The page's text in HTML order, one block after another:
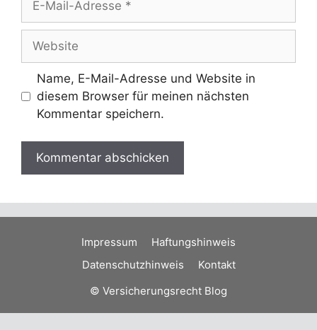
Adresse
Website
Name, E-Mail-Adresse und Website in
diesem Browser für meinen nächsten
Kommentar speichern.
Impressum
Haftungshinweis
Datenschutzhinweis
Kontakt
© Versicherungsrecht Blog